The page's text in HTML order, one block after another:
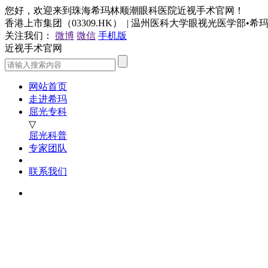
您好，欢迎来到珠海希玛林顺潮眼科医院近视手术官网！
香港上市集团（03309.HK） | 温州医科大学眼视光医学部•希
关注我们：
微博 微信 手机版
近视手术官网
网站首页
走进希玛
屈光专科
▽
屈光科普
专家团队
联系我们